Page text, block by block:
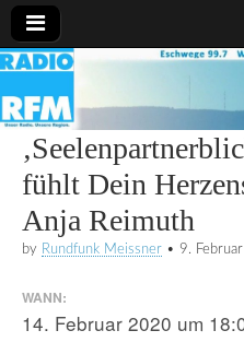
Radio
RFM
fühlt Dein
Anja Reimuth
by Rundfunk Meissner • 9.
WANN:
14. Februar 2020 um